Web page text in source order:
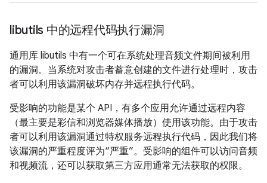
libutils 中的远程代码执行漏洞
通用库 libutils 中有一个可在系统处理音频文件期间被利用
的漏洞。当系统对攻击者蓄意创建的文件进行处理时，攻击
者可以利用该漏洞破坏内存并远程执行代码。
受影响的功能是某个 API，有多个应用允许通过远程内容
（最主要是彩信和浏览器媒体播放）使用该功能。由于攻击
者可以利用该漏洞通过特权服务远程执行代码，因此我们将
该漏洞的严重程度评为“严重”。受影响的组件可以访问音频
和视频流，还可以获取第三方应用通常无法获取的权限。